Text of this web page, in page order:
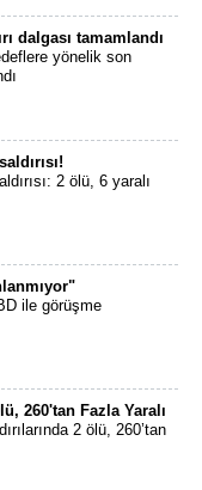
dalgası tamamlandı
yönelik son
2 ölü, 6 yaralı
ile görüşme
260'tan Fazla Yaralı
2 ölü, 260’tan